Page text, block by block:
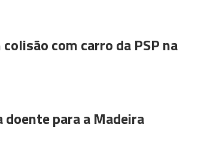
com carro da PSP na
para a Madeira